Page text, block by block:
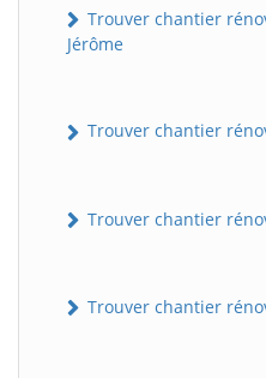
Trouver chantier
Jérôme
Trouver chantier
Trouver chantier
Trouver chantier